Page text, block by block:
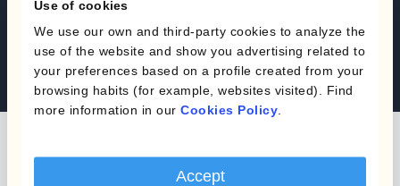
Use of cookies
We use our own and third-party cookies to analyze the
use of the website and show you advertising related to
your preferences based on a profile created from your
browsing habits (for example, websites visited). Find
more information in our Cookies Policy
Accept
Contáctanos